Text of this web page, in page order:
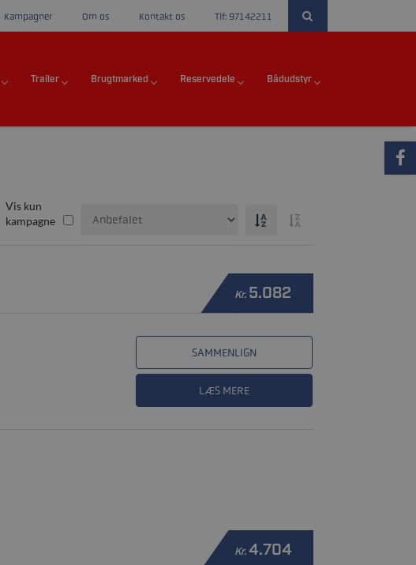
Kampagner Om os Kontakt os Tlf: 97142211
Trailer Brugtmarked Reservedele Bådudstyr
Vis kun
kampagne
Kr. 5.082
SAMMENLIGN
LÆS MERE
Kr.4.704